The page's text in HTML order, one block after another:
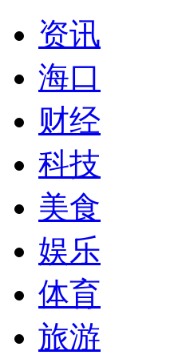
资讯
海口
财经
科技
美食
娱乐
体育
旅游